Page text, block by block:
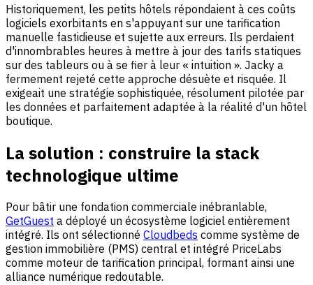
Historiquement, les petits hôtels répondaient à ces coûts
logiciels exorbitants en s'appuyant sur une tarification
manuelle fastidieuse et sujette aux erreurs. Ils perdaient
d'innombrables heures à mettre à jour des tarifs statiques
sur des tableurs ou à se fier à leur « intuition ». Jacky a
fermement rejeté cette approche désuète et risquée. Il
exigeait une stratégie sophistiquée, résolument pilotée par
les données et parfaitement adaptée à la réalité d'un hôtel
boutique.
La solution : construire la stack
technologique ultime
Pour bâtir une fondation commerciale inébranlable,
GetGuest a déployé un écosystème logiciel entièrement
intégré. Ils ont sélectionné Cloudbeds comme système de
gestion immobilière (PMS) central et intégré PriceLabs
comme moteur de tarification principal, formant ainsi une
alliance numérique redoutable.